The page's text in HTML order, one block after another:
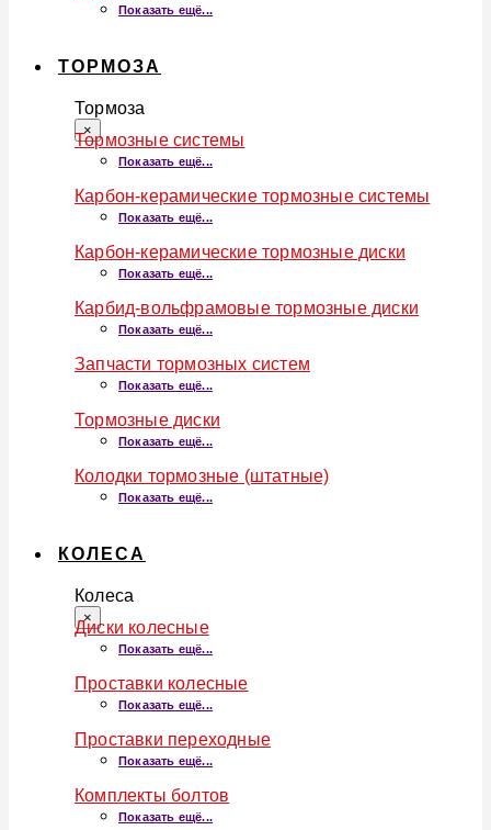
Показать ещё...
ТОРМОЗА
Тормоза
×
Тормозные системы
Показать ещё...
Карбон-керамические тормозные системы
Показать ещё...
Карбон-керамические тормозные диски
Показать ещё...
Карбид-вольфрамовые тормозные диски
Показать ещё...
Запчасти тормозных систем
Показать ещё...
Тормозные диски
Показать ещё...
Колодки тормозные (штатные)
Показать ещё...
КОЛЕСА
Колеса
×
Диски колесные
Показать ещё...
Проставки колесные
Показать ещё...
Проставки переходные
Показать ещё...
Комплекты болтов
Показать ещё...